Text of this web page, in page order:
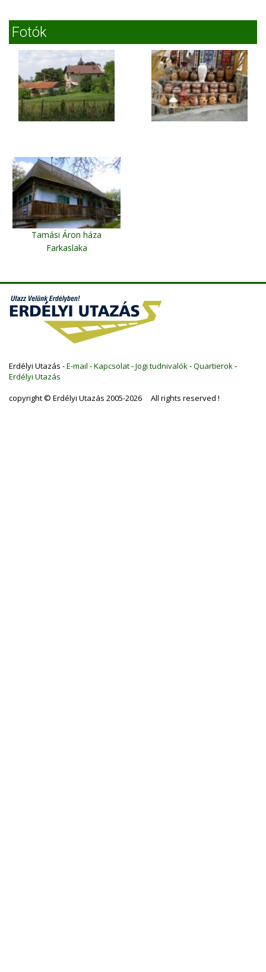
Fotók
Tamási Áron háza
Farkaslaka
Erdélyi Utazás -E-mail -Kapcsolat-Jogi tudnivalók -Quartierok -
Erdélyi Utazás
copyright © Erdélyi Utazás 2005-2026 All rights reserved !